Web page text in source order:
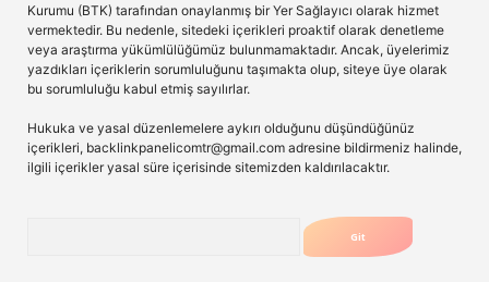
Kurumu (BTK) tarafından onaylanmış bir Yer Sağlayıcı olarak hizmet
vermektedir. Bu nedenle, sitedeki içerikleri proaktif olarak denetleme
veya araştırma yükümlülüğümüz bulunmamaktadır. Ancak, üyelerimiz
yazdıkları içeriklerin sorumluluğunu taşımakta olup, siteye üye olarak
bu sorumluluğu kabul etmiş sayılırlar.
Hukuka ve yasal düzenlemelere aykırı olduğunu düşündüğünüz
içerikleri, backlinkpanelicomtr@gmail.com adresine bildirmeniz halinde,
ilgili içerikler yasal süre içerisinde sitemizden kaldırılacaktır.